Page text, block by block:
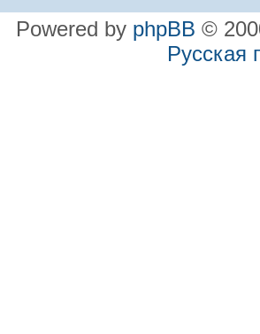
Powered by phpBB ©
Русская